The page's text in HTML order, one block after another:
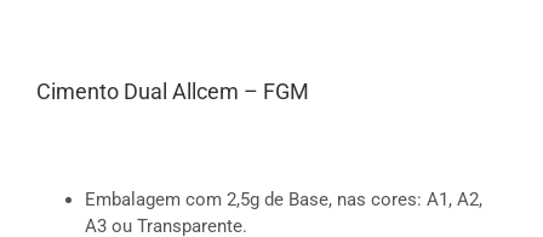
Cimento Dual Allcem – FGM
Embalagem com 2,5g de Base, nas cores: A1, A2,
A3 ou Transparente.